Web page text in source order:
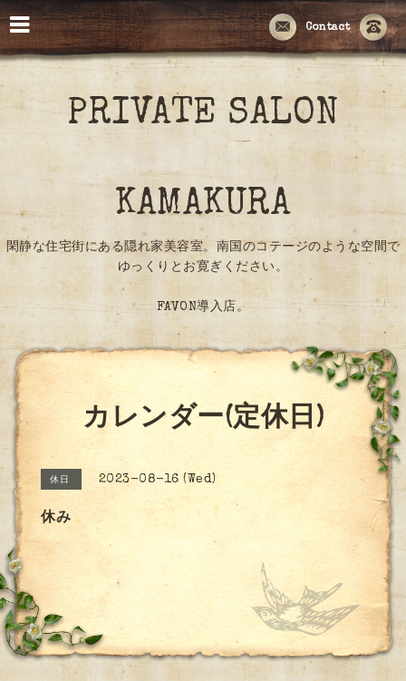
Contact
PRIVATE SALON
KAMAKURA
閑静な住宅街にある隠れ家美容室。南国のコテージのような空間で
ゆっくりとお寛ぎください。
FAVON導入店。
カレンダー(定休日)
休日 2023-08-16 (Wed)
休み